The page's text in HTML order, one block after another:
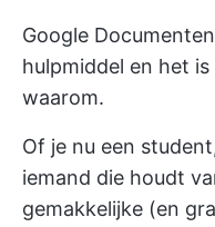
Google
hulpmiddel en het
waarom.
Of je nu een
iemand die houdt
gemakkelijke (en